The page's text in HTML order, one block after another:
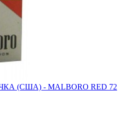
(США) - MALBORO RED 72